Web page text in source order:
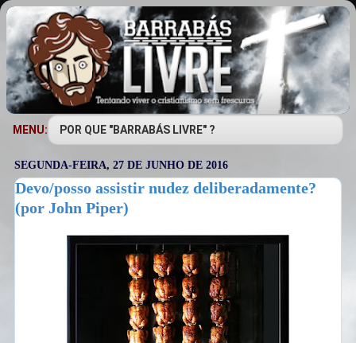
MENU:
SEGUNDA-FEIRA, 27 DE JUNHO DE 2016
Devo/posso assistir nudez deliberadamente?
(por John Piper)